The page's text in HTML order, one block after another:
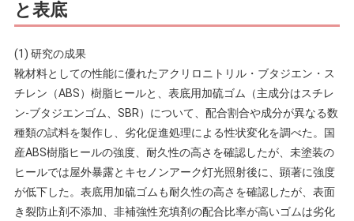
と表底
(1) 研究の成果
靴材料としての性能に優れたアクリロニトリル・ブタジエン・ス
チレン（ABS）樹脂ヒールと、表底用加硫ゴム（主成分はスチレ
ン-ブタジエンゴム、SBR）について、配合割合や成分が異なる数
種類の試料を製作し、劣化促進処理による性状変化を調べた。国
産ABS樹脂ヒールの強度、耐久性の高さを確認したが、未塗装の
ヒールでは屋外暴露とキセノンアーク灯光照射後に、顕著に強度
が低下した。表底用加硫ゴムも耐久性の高さを確認したが、表面
き裂防止剤不添加、非補強性充填剤の配合比率が高いゴムは劣化